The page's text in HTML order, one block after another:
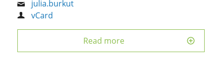
julia.burkut
vCard
Read more